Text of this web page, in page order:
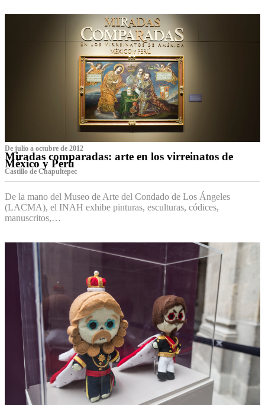
De julio a octubre de 2012
Miradas comparadas: arte en los virreinatos de
México y Perú
Castillo de Chapultepec
De la mano del Museo de Arte del Condado de Los Ángeles
(LACMA), el INAH exhibe pinturas, esculturas, códices,
manuscritos,…